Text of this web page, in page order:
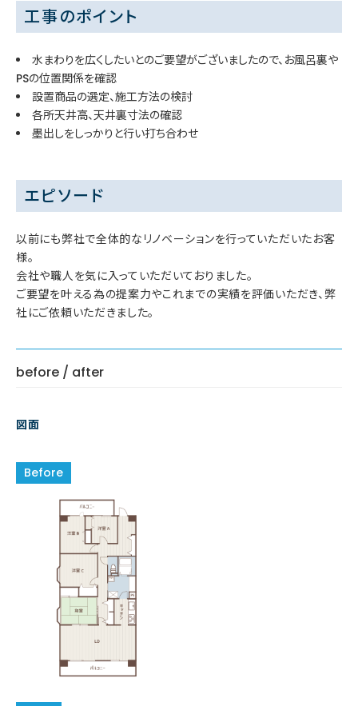
工事のポイント
水まわりを広くしたいとのご要望がございましたので、お風呂裏や
PSの位置関係を確認
設置商品の選定、施工方法の検討
各所天井高、天井裏寸法の確認
墨出しをしっかりと行い打ち合わせ
エピソード
以前にも弊社で全体的なリノベーションを行っていただいたお客
様。
会社や職人を気に入っていただいておりました。
ご要望を叶える為の提案力やこれまでの実績を評価いただき、弊
社にご依頼いただきました。
before / after
図面